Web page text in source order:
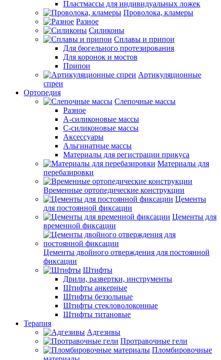
Пластмассы для индивидуальных ложек
Проволока, кламеры
Разное
Силиконы
Сплавы и припои
Для бюгельного протезирования
Для коронок и мостов
Припои
Артикуляционные
спреи
Ортопедия
Слепочные массы
Разное
А-силиконовые массы
С-силиконовые массы
Аксессуары
Альгинатные массы
Материалы для регистрации прикуса
Материалы для
перебазировки
Временные ортопедические конструкции
Цементы
для постоянной фиксации
Цементы для
временной фиксации
Цементы двойного отверждения для постоянной
фиксации
Штифты
Дрили, развертки, инструменты
Штифты анкерные
Штифты беззольные
Штифты стекловолоконные
Штифты титановые
Терапия
Адгезивы
Протравочные гели
Пломбировочные